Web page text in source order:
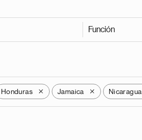
Función
Honduras X Jamaica X Nicaragua